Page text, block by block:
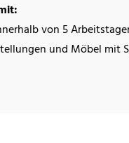
von 5
und Möbel mit